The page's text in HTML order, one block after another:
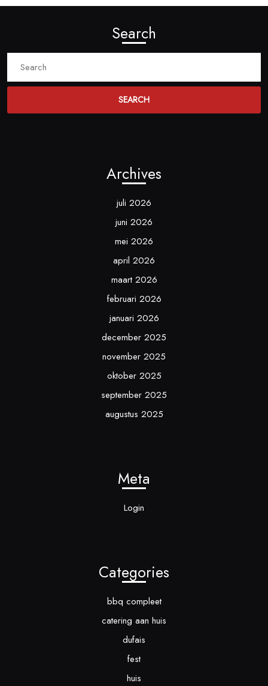
Search
Archives
juli 2026
juni 2026
mei 2026
april 2026
maart 2026
februari 2026
januari 2026
december 2025
november 2025
oktober 2025
september 2025
augustus 2025
Meta
Login
Categories
bbq compleet
catering aan huis
dufais
fest
huis